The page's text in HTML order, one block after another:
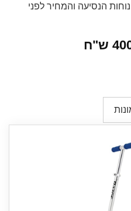
הנסיעה והמחיר לפני